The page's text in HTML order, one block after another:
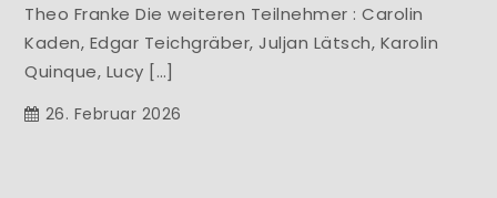
Theo Franke Die weiteren Teilnehmer : Carolin
Kaden, Edgar Teichgräber, Juljan Lätsch, Karolin
Quinque, Lucy […]
26. Februar 2026